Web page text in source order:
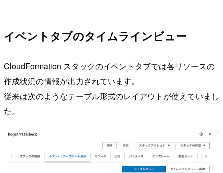
イベントタブのタイムラインビュー
CloudFormation スタックのイベントタブでは各リソースの
作成状況の情報が出力されています。
従来は次のようなテーブル形式のレイアウトが使えていまし
た。